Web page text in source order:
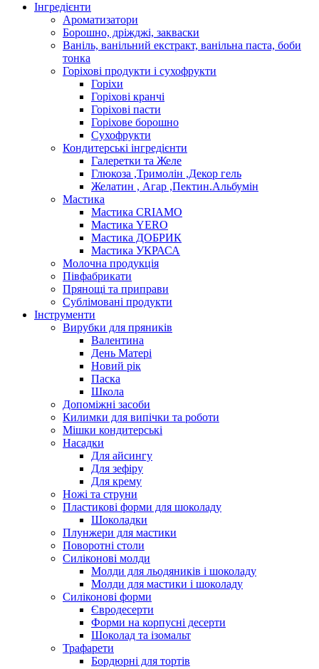
Інгредієнти
Ароматизатори
Борошно, дріжджі, закваски
Ваніль, ванільний екстракт, ванільна паста, боби
тонка
Горіхові продукти і сухофрукти
Горіхи
Горіхові кранчі
Горіхові пасти
Горіхове борошно
Сухофрукти
Кондитерські інгредієнти
Галеретки та Желе
Глюкоза ,Тримолін ,Декор гель
Желатин , Агар ,Пектин.Альбумін
Мастика
Мастика CRIAMO
Мастика YERO
Мастика ДОБРИК
Мастика УКРАСА
Молочна продукція
Півфабрикати
Прянощі та приправи
Сублімовані продукти
Інструменти
Вирубки для пряників
Валентина
День Матері
Новий рік
Паска
Школа
Допоміжні засоби
Килимки для випічки та роботи
Мішки кондитерські
Насадки
Для айсингу
Для зефіру
Для крему
Ножі та струни
Пластикові форми для шоколаду
Шоколадки
Плунжери для мастики
Поворотні столи
Силіконові молди
Молди для льодяників і шоколаду
Молди для мастики і шоколаду
Силіконові форми
Євродесерти
Форми на корпусні десерти
Шоколад та ізомальт
Трафарети
Бордюрні для тортів